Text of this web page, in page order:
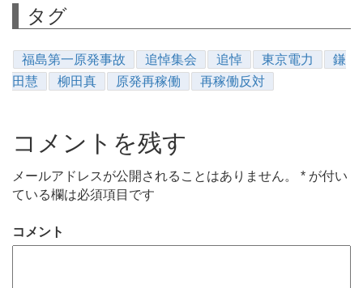
タグ
福島第一原発事故 追悼集会 追悼 東京電力
鎌
田慧
柳田真 原発再稼働 再稼働反対
コメントを残す
メールアドレスが公開されることはありません。 * が付い
ている欄は必須項目です
コメント